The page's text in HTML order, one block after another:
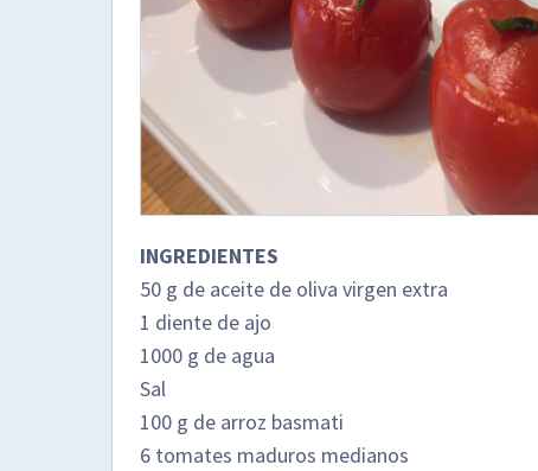
INGREDIENTES
50 g de aceite de oliva virgen extra
1 diente de ajo
1000 g de agua
Sal
100 g de arroz basmati
6 tomates maduros medianos